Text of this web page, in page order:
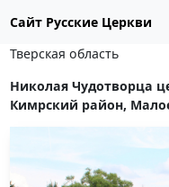
Сайт Русские Церкви
Тверская область
Николая Чудотворца
Кимрский район,